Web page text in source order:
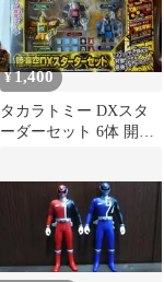
¥1,400
タカラトミー DXスタ
ーダーセット 6体 開封